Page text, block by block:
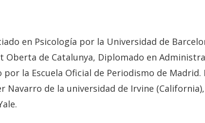
en Psicología por la Universidad de
de Catalunya, Diplomado en
la Escuela Oficial de Periodismo de Madrid.
de la universidad de Irvine